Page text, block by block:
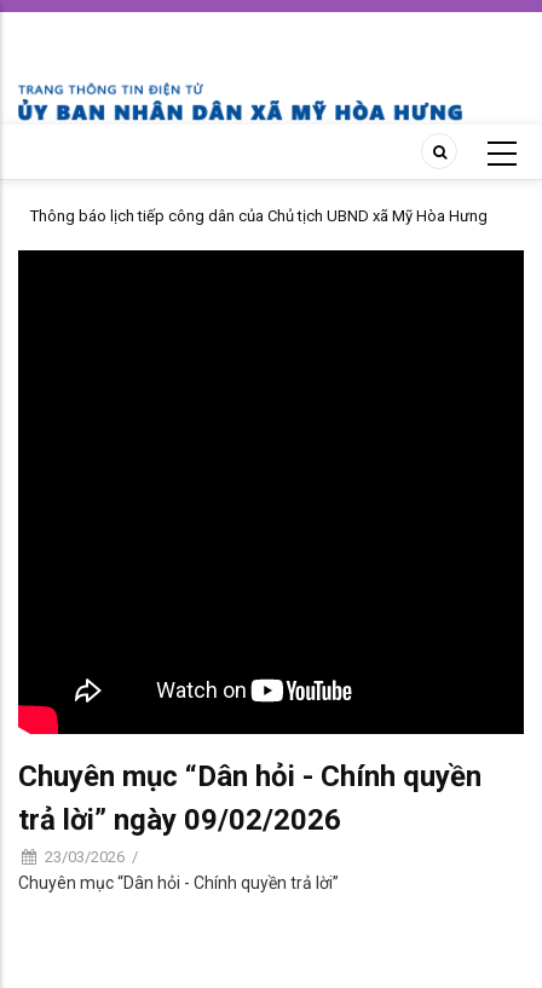
Skip
content
Thông báo lịch tiếp công dân của Chủ tịch UBND xã Mỹ Hòa Hưng
tháng 07 năm 2026
Chuyên mục “Dân hỏi - Chính quyền
trả lời” ngày 09/02/2026
23/03/2026 /
Chuyên mục “Dân hỏi - Chính quyền trả lời”